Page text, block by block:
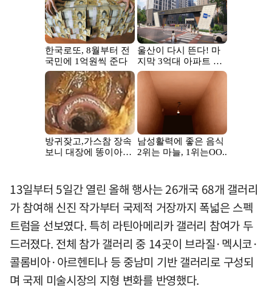
13일부터 5일간 열린 올해 행사는 26개국 68개 갤러리
가 참여해 신진 작가부터 국제적 거장까지 폭넓은 스펙
트럼을 선보였다. 특히 라틴아메리카 갤러리 참여가 두
드러졌다. 전체 참가 갤러리 중 14곳이 브라질·멕시코·
콜롬비아·아르헨티나 등 중남미 기반 갤러리로 구성되
며 국제 미술시장의 지형 변화를 반영했다.